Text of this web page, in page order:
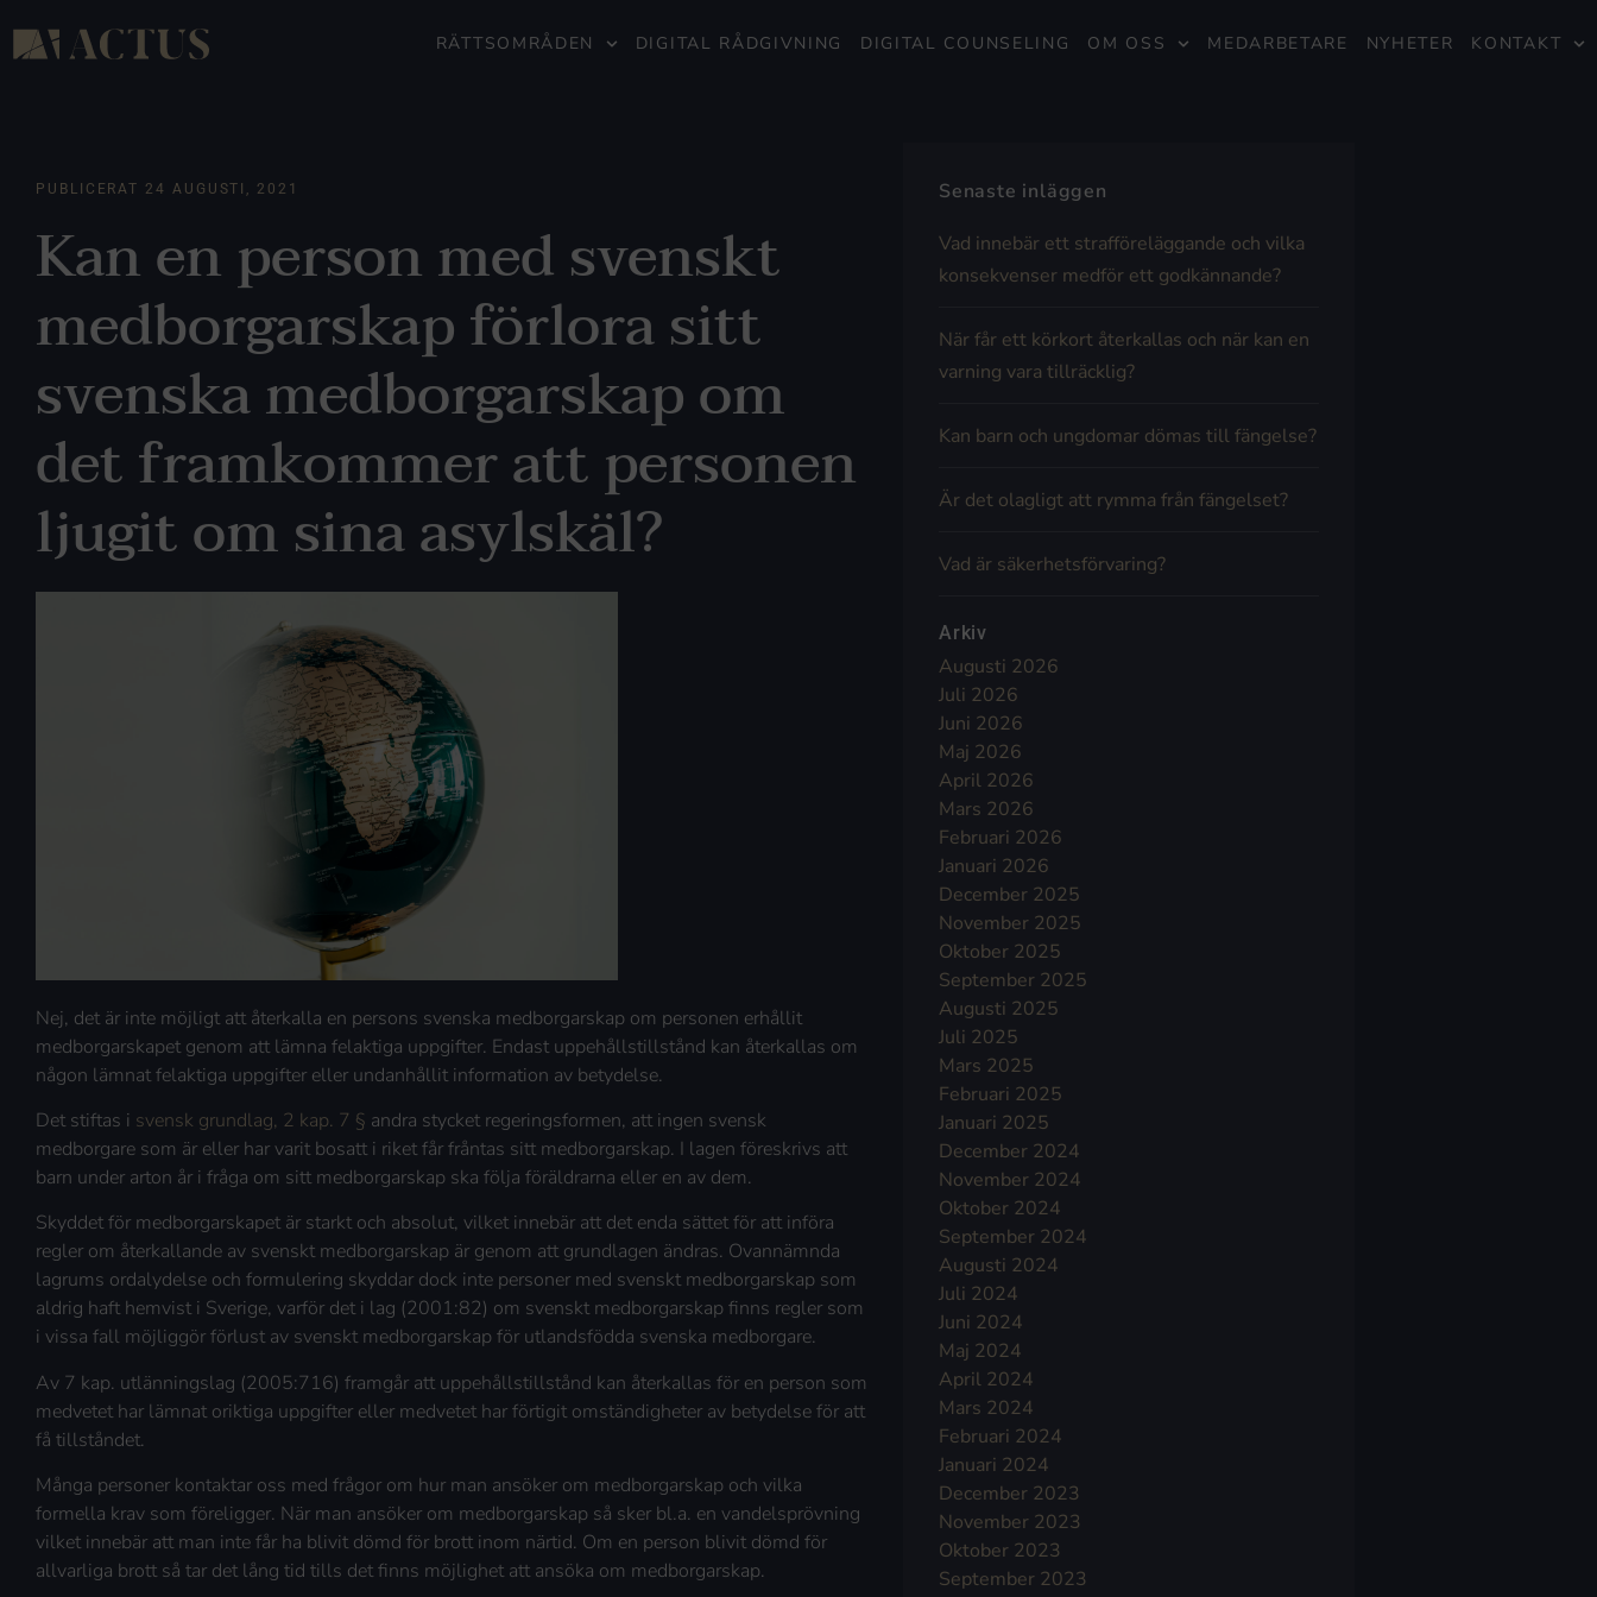
RÄTTSOMRÅDEN DIGITAL RÅDGIVNING DIGITAL COUNSELING OM OSS MEDARBETARE NYHETER KONTAKT
PUBLICERAT 24 AUGUSTI, 2021
Kan en person med svenskt
medborgarskap förlora sitt
svenska medborgarskap om
det framkommer att personen
ljugit om sina asylskäl?
Nej, det är inte möjligt att återkalla en persons svenska medborgarskap om personen erhållit
medborgarskapet genom att lämna felaktiga uppgifter. Endast uppehållstillstånd kan återkallas om
någon lämnat felaktiga uppgifter eller undanhållit information av betydelse.
Det stiftas i svensk grundlag, 2 kap. 7 § andra stycket regeringsformen, att ingen svensk
medborgare som är eller har varit bosatt i riket får fråntas sitt medborgarskap. I lagen föreskrivs att
barn under arton år i fråga om sitt medborgarskap ska följa föräldrarna eller en av dem.
Skyddet för medborgarskapet är starkt och absolut, vilket innebär att det enda sättet för att införa
regler om återkallande av svenskt medborgarskap är genom att grundlagen ändras. Ovannämnda
lagrums ordalydelse och formulering skyddar dock inte personer med svenskt medborgarskap som
aldrig haft hemvist i Sverige, varför det i lag (2001:82) om svenskt medborgarskap finns regler som
i vissa fall möjliggör förlust av svenskt medborgarskap för utlandsfödda svenska medborgare.
Av 7 kap. utlänningslag (2005:716) framgår att uppehållstillstånd kan återkallas för en person som
medvetet har lämnat oriktiga uppgifter eller medvetet har förtigit omständigheter av betydelse för att
få tillståndet.
Många personer kontaktar oss med frågor om hur man ansöker om medborgarskap och vilka
formella krav som föreligger. När man ansöker om medborgarskap så sker bl.a. en vandelsprövning
vilket innebär att man inte får ha blivit dömd för brott inom närtid. Om en person blivit dömd för
allvarliga brott så tar det lång tid tills det finns möjlighet att ansöka om medborgarskap.
Senaste inläggen
Vad innebär ett strafföreläggande och vilka
konsekvenser medför ett godkännande?
När får ett körkort återkallas och när kan en
varning vara tillräcklig?
Kan barn och ungdomar dömas till fängelse?
Är det olagligt att rymma från fängelset?
Vad är säkerhetsförvaring?
Arkiv
Augusti 2026
Juli 2026
Juni 2026
Maj 2026
April 2026
Mars 2026
Februari 2026
Januari 2026
December 2025
November 2025
Oktober 2025
September 2025
Augusti 2025
Juli 2025
Mars 2025
Februari 2025
Januari 2025
December 2024
November 2024
Oktober 2024
September 2024
Augusti 2024
Juli 2024
Juni 2024
Maj 2024
April 2024
Mars 2024
Februari 2024
Januari 2024
December 2023
November 2023
Oktober 2023
September 2023